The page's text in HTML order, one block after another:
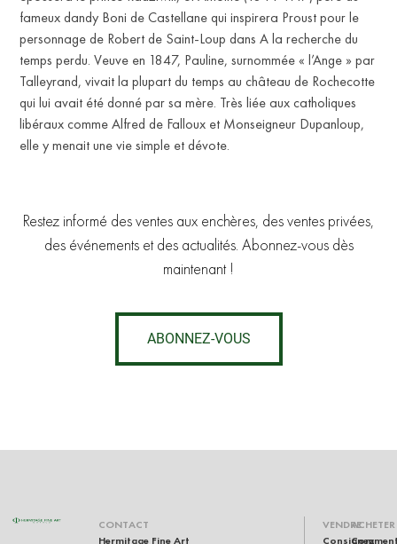
fameux dandy Boni de Castellane qui inspirera Proust pour le
personnage de Robert de Saint-Loup dans A la recherche du
temps perdu. Veuve en 1847, Pauline, surnommée « l’Ange » par
Talleyrand, vivait la plupart du temps au château de Rochecotte
qui lui avait été donné par sa mère. Très liée aux catholiques
libéraux comme Alfred de Falloux et Monseigneur Dupanloup,
elle y menait une vie simple et dévote.
Restez informé des ventes aux enchères, des ventes privées,
des événements et des actualités. Abonnez-vous dès
maintenant !
ABONNEZ-VOUS
CONTACT
Hermitage Fine Art
VENDRE
Consignez
ACHETER